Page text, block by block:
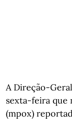
A Direção-
sexta-feira que
(mpox)